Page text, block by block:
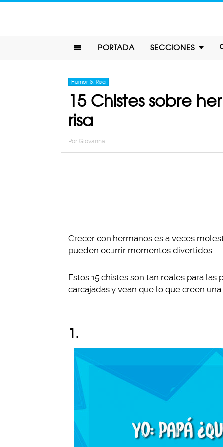
PORTADA SECCIONES
Humor & Risa
15 Chistes sobre
risa
Por Giovanna
Crecer con hermanos es a veces
pueden ocurrir momentos divertidos.
Estos 15 chistes son tan reales para
carcajadas y vean que lo que creen
1.